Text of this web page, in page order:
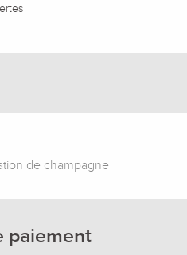
de champagne
paiement